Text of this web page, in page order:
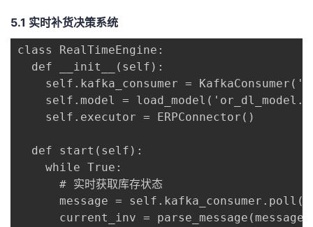
5.1 实时补货决策系统
class RealTimeEngine:
  def __init__(self):
self.kafka_consumer =
self.model =
    self.executor = ERPConnector()
  def start(self):
    while True:
      # 实时获取库存状态
      message = self.kafka_consumer.poll()
      current_inv = parse_message(message)